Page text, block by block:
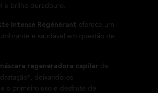
e brilho duradouro.
Intense Régénérant oferece um
e saudável em questão de
regeneradora capilar de
deixando-os
o primeiro uso e desfrute de